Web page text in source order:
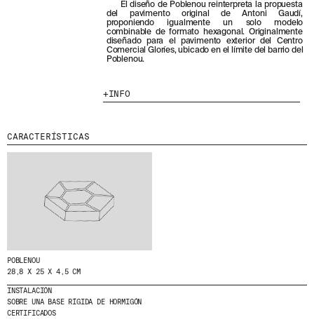
El diseño de Poblenou reinterpreta la propuesta
del pavimento original de Antoni Gaudí,
proponiendo igualmente un solo modelo
combinable de formato hexagonal. Originalmente
diseñado para el pavimento exterior del Centro
Comercial Gloríes, ubicado en el límite del barrio del
Poblenou.
INFO
CARACTERÍSTICAS
POBLENOU
28,8 X 25 X 4,5 CM
INSTALACIÓN
SOBRE UNA BASE RÍGIDA DE HORMIGÓN
CERTIFICADOS
MENU
PRODUCTOS
PROYECTOS
DISEÑADORES
CONTACTO
DESCARGAS
RRSS
LEGAL
POLÍTICA DE PRIVACIDAD